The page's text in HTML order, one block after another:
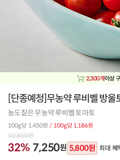
2,300개이상
[단종예정]무농약 루비벨 방
농도짙은 무농약 루비벨 토마토
100g당 1,450원 / 100g당 1,186원
10,800원
32% 7,250원 5,800원 최대 혜